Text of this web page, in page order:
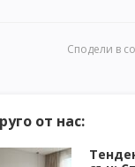
Сподели в
от нас: